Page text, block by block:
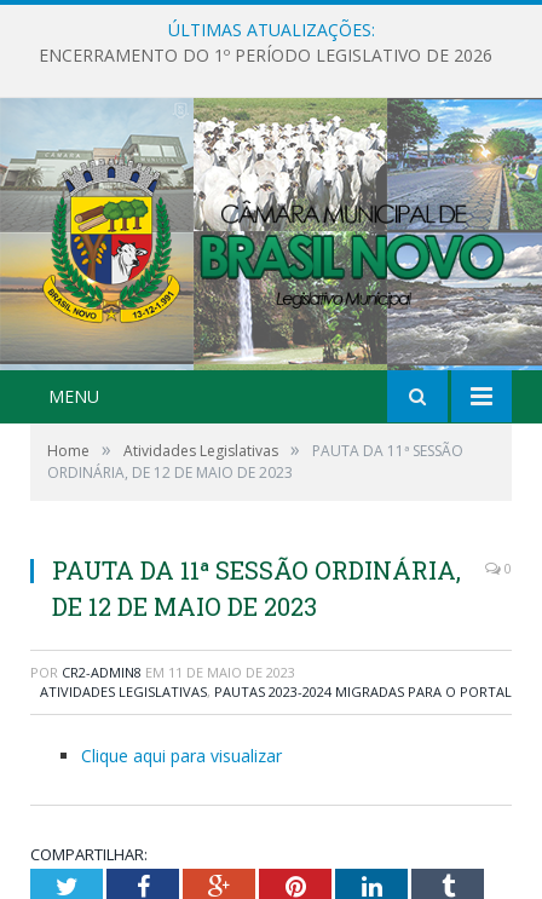
ÚLTIMAS ATUALIZAÇÕES:
ENCERRAMENTO DO 1º PERÍODO LEGISLATIVO DE 2026
MENU
Home » Atividades Legislativas »
PAUTA DA 11ª SESSÃO
ORDINÁRIA, DE 12 DE MAIO DE 2023
PAUTA DA 11ª SESSÃO ORDINÁRIA,
DE 12 DE MAIO DE 2023
0
POR CR2-ADMIN8 EM 11 DE MAIO DE 2023
ATIVIDADES LEGISLATIVAS, PAUTAS 2023-2024 MIGRADAS PARA O PORTAL
Clique aqui para visualizar
COMPARTILHAR:
TwitterFacebookGoogle+PinterestLinkedInTumblr